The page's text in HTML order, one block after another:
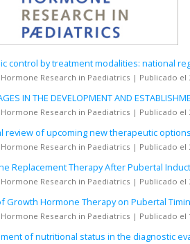
control by treatment modalities: national
Research in Paediatrics Publicado el
IN THE DEVELOPMENT AND
Research in Paediatrics Publicado el
review of upcoming new therapeutic
Research in Paediatrics Publicado el
Replacement Therapy After Pubertal
Research in Paediatrics Publicado el
Growth Hormone Therapy on Pubertal
Research in Paediatrics Publicado el
of nutritional status in the diagnostic